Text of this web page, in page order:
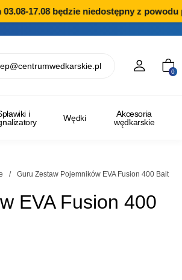
17.08 będzie niedostępny z powodu
0
i
Wędki
Akcesoria
wędkarskie
/
Guru Zestaw Pojemników EVA Fusion 400 Bait
EVA Fusion 400